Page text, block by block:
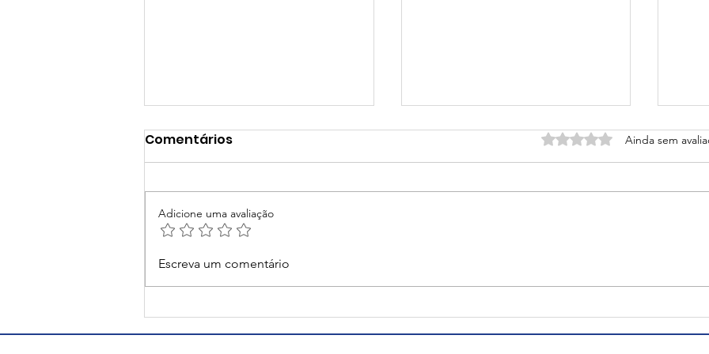
Natal Criativo vai
espalhar a magia das
expectativas de
Comentários Avaliado com 0 de 5
Ainda sem
Adicione uma avaliação
Escreva um comentário